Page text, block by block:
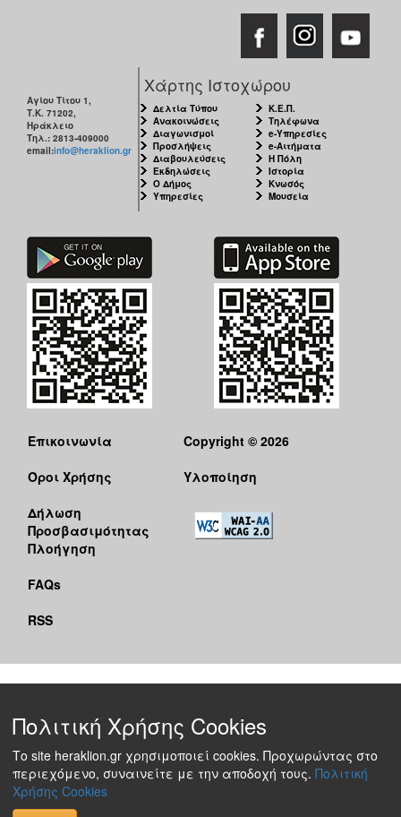
Αγίου Τίτου 1,
Τ.Κ. 71202,
Ηράκλειο
Τηλ.: 2813-409000
email:info@heraklion.gr
Χάρτης Ιστοχώρου
Δελτία Τύπου
Ανακοινώσεις
Διαγωνισμοί
Προσλήψεις
Διαβουλεύσεις
Εκδηλώσεις
Ο Δήμος
Υπηρεσίες
Κ.Ε.Π.
Τηλέφωνα
e-Υπηρεσίες
e-Αιτήματα
Η Πόλη
Ιστορία
Κνωσός
Μουσεία
Επικοινωνία
Όροι Χρήσης
Δήλωση
Προσβασιμότητας
Πλοήγηση
FAQs
RSS
Copyright © 2026
Υλοποίηση
Πολιτική Χρήσης Cookies
Το site heraklion.gr χρησιμοποιεί cookies. Προχωρώντας στο
περιεχόμενο, συναινείτε με την αποδοχή τους. Πολιτική
Χρήσης Cookies